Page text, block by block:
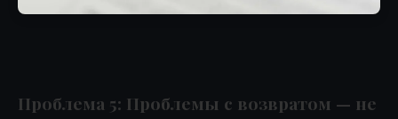
Проблема 5: Проблемы с возвратом — не